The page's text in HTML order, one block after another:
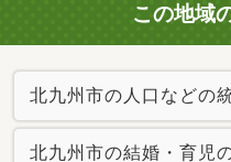
この地域
北九州市の人口などの
北九州市の結婚・育児